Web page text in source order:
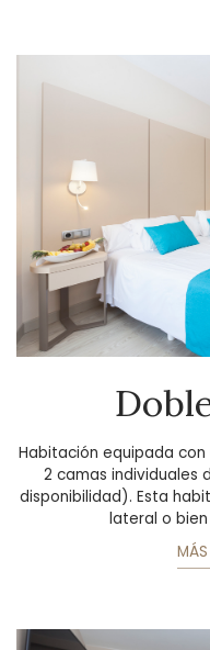
Habitación equipada con
2 camas individuales
disponibilidad). Esta
lateral o